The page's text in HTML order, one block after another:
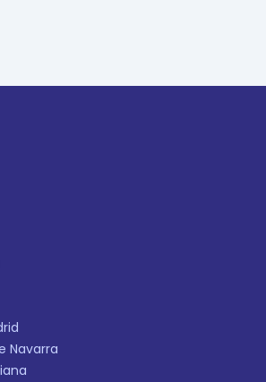
Navarra